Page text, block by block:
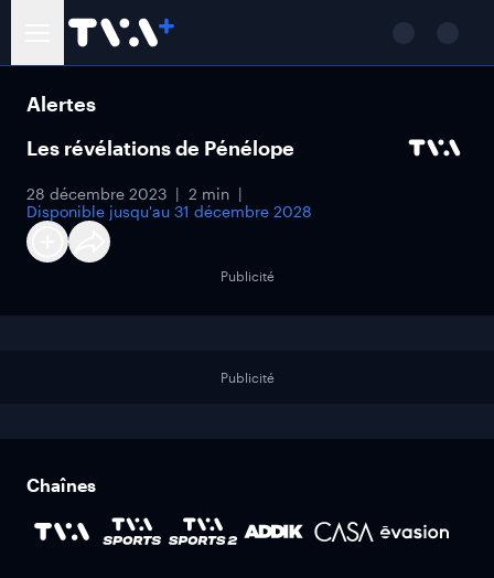
Alertes
Les révélations de Pénélope
28 décembre 2023
2 min
Disponible jusqu'au 31 décembre 2028
Publicité
Publicité
Chaînes